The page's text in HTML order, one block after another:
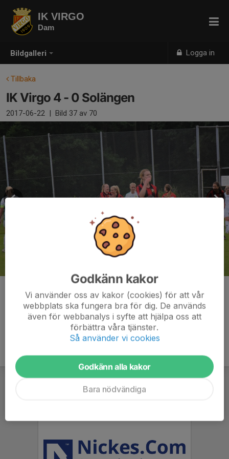
Bildgalleri Logga in
IK VIRGO
Dam
Tillbaka
IK Virgo 4 - 0 Solängen
2017-06-22 | Bild 37 av 70
Kommentarer
Godkänn kakor
Vi använder oss av kakor (cookies) för att vår
webbplats ska fungera bra för dig. De används
även för webbanalys i syfte att hjälpa oss att
förbättra våra tjänster.
Så använder vi cookies
Godkänn alla kakor
Bara nödvändiga